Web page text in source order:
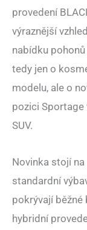
provedení
výraznější
nabídku
tedy jen o
modelu, ale o
pozici
SUV.
Novinka stojí
standardní
pokrývají běžné
hybridní